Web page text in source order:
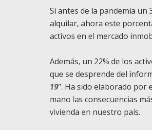
Si antes de la pandemia un
alquilar, ahora este
activos en el mercado
Además, un 22% de los
que se desprende del
19”. Ha sido elaborado
mano las consecuencias
vivienda en nuestro país.